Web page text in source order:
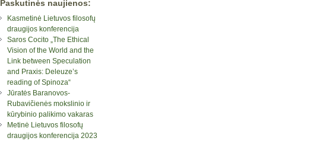
Paskutinės naujienos:
Kasmetinė Lietuvos filosofų
draugijos konferencija
Saros Cocito „The Ethical
Vision of the World and the
Link between Speculation
and Praxis: Deleuze’s
reading of Spinoza“
Jūratės Baranovos-
Rubavičienės mokslinio ir
kūrybinio palikimo vakaras
Metinė Lietuvos filosofų
draugijos konferencija 2023